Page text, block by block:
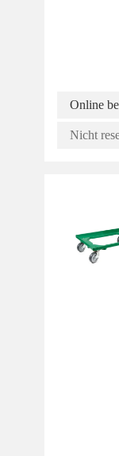
Online
Nicht